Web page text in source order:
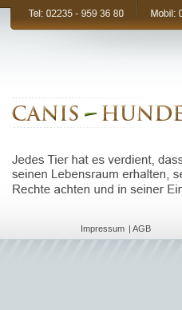
Navigation
überspringen
Impressum AGB